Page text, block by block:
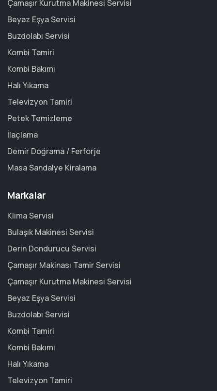
Çamaşır Kurutma Makinesi Servisi
Beyaz Eşya Servisi
Buzdolabı Servisi
Kombi Tamiri
Kombi Bakımı
Halı Yıkama
Televizyon Tamiri
Petek Temizleme
İlaçlama
Demir Doğrama / Ferforje
Masa Sandalye Kiralama
Markalar
Klima Servisi
Bulaşık Makinesi Servisi
Derin Dondurucu Servisi
Çamaşır Makinası Tamir Servisi
Çamaşır Kurutma Makinesi Servisi
Beyaz Eşya Servisi
Buzdolabı Servisi
Kombi Tamiri
Kombi Bakımı
Halı Yıkama
Televizyon Tamiri